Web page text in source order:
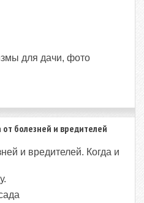
для дачи, фото
болезней и вредителей
и вредителей. Когда и